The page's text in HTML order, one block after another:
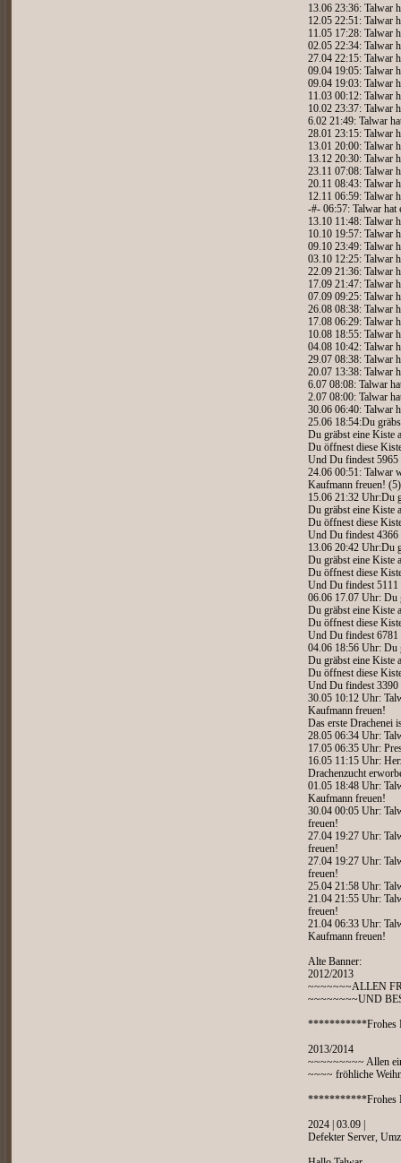
13.06 23:36: Talwar
12.05 22:51: Talwar
11.05 17:28: Talwar
02.05 22:34: Talwar
27.04 22:15: Talwar
09.04 19:05: Talwar
09.04 19:03: Talwar
11.03 00:12: Talwar
10.02 23:37: Talwar
6.02 21:49: Talwar
28.01 23:15: Talwar
13.01 20:00: Talwar
13.12 20:30: Talwar
23.11 07:08: Talwar
20.11 08:43: Talwar
12.11 06:59: Talwar
-#- 06:57: Talwar hat
13.10 11:48: Talwar
10.10 19:57: Talwar
09.10 23:49: Talwar
03.10 12:25: Talwar
22.09 21:36: Talwar
17.09 21:47: Talwar
07.09 09:25: Talwar
26.08 08:38: Talwar
17.08 06:29: Talwar
10.08 18:55: Talwar
04.08 10:42: Talwar
29.07 08:38: Talwar
20.07 13:38: Talwar
6.07 08:08: Talwar
2.07 08:00: Talwar
30.06 06:40: Talwar
25.06 18:54:Du
Du gräbst eine Kiste
Du öffnest diese
Und Du findest 5965
24.06 00:51: Talwar
Kaufmann freuen! (5)
15.06 21:32 Uhr:Du
Du gräbst eine Kiste
Du öffnest diese
Und Du findest 4366
13.06 20:42 Uhr:Du
Du gräbst eine Kiste
Du öffnest diese
Und Du findest 5111
06.06 17.07 Uhr: Du
Du gräbst eine Kiste
Du öffnest diese
Und Du findest 6781
04.06 18:56 Uhr: Du
Du gräbst eine Kiste
Du öffnest diese
Und Du findest 3390
30.05 10:12 Uhr:
Kaufmann freuen!
Das erste Drachenei
28.05 06:34 Uhr:
17.05 06:35 Uhr:
16.05 11:15 Uhr:
Drachenzucht
01.05 18:48 Uhr:
Kaufmann freuen!
30.04 00:05 Uhr:
freuen!
27.04 19:27 Uhr:
freuen!
27.04 19:27 Uhr:
freuen!
25.04 21:58 Uhr:
21.04 21:55 Uhr:
freuen!
21.04 06:33 Uhr:
Kaufmann freuen!
Alte Banner:
2012/2013
~~~~~~~ALLEN
~~~~~~~~UND
***********Frohes
2013/2014
~~~~~~~~~ Allen
~~~~ fröhliche
***********Frohes
2024 | 03.09 |
Defekter Server,